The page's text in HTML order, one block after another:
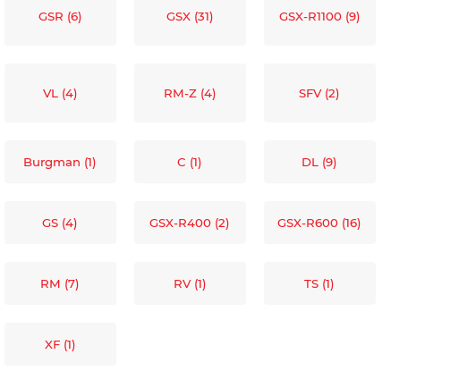
GSR (6) GSX (31) GSX-R1100 (9)
VL (4) RM-Z (4) SFV (2)
Burgman (1) C (1) DL (9)
GS (4) GSX-R400 (2) GSX-R600 (16)
RM (7) RV (1) TS (1)
XF (1)